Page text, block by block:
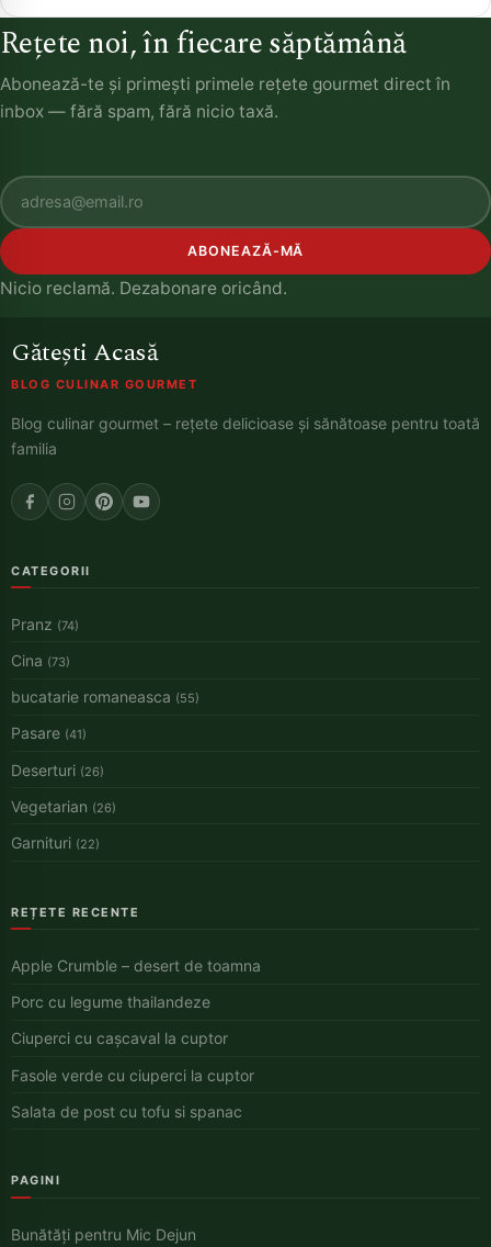
Rețete noi, în fiecare săptămână
Abonează-te și primești primele rețete gourmet direct în
inbox — fără spam, fără nicio taxă.
ABONEAZĂ-MĂ
Nicio reclamă. Dezabonare oricând.
Gătești Acasă
BLOG CULINAR GOURMET
Blog culinar gourmet – rețete delicioase și sănătoase pentru toată
familia
CATEGORII
Pranz (74)
Cina (73)
bucatarie romaneasca (55)
Pasare (41)
Deserturi (26)
Vegetarian (26)
Garnituri (22)
REȚETE RECENTE
Apple Crumble – desert de toamna
Porc cu legume thailandeze
Ciuperci cu cașcaval la cuptor
Fasole verde cu ciuperci la cuptor
Salata de post cu tofu si spanac
PAGINI
Bunătăți pentru Mic Dejun